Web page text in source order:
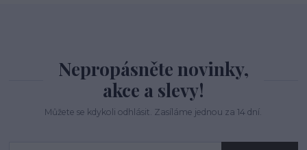
Nepropásněte novinky,
akce a slevy!
Můžete se kdykoli odhlásit. Zasíláme jednou za 14 dní.